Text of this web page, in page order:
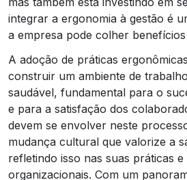
integrar a ergonomia à gestão é
a empresa pode colher
A adoção de práticas
construir um ambiente de
saudável, fundamental para o
e para a satisfação dos
devem se envolver neste
mudança cultural que valorize a
refletindo isso nas suas práticas e
organizacionais. Com um